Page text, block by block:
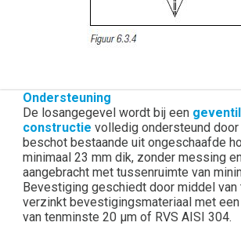
Ondersteuning
De losangegevel wordt bij een
constructie volledig ondersteund door
beschot bestaande uit ongeschaafde
minimaal 23 mm dik, zonder messing
aangebracht met tussenruimte van
Bevestiging geschiedt door middel van
verzinkt bevestigingsmateriaal met
van tenminste 20 μm of RVS AISI 304.